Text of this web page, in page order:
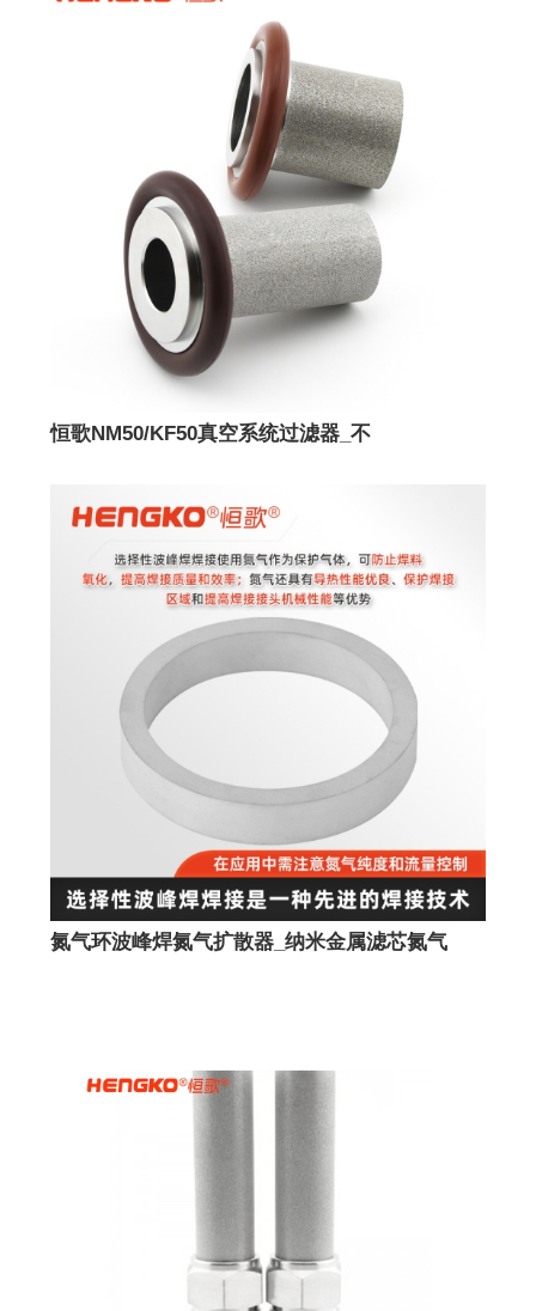
恒歌NM50/KF50真空系统过滤器_不
氮气环波峰焊氮气扩散器_纳米金属滤芯氮气